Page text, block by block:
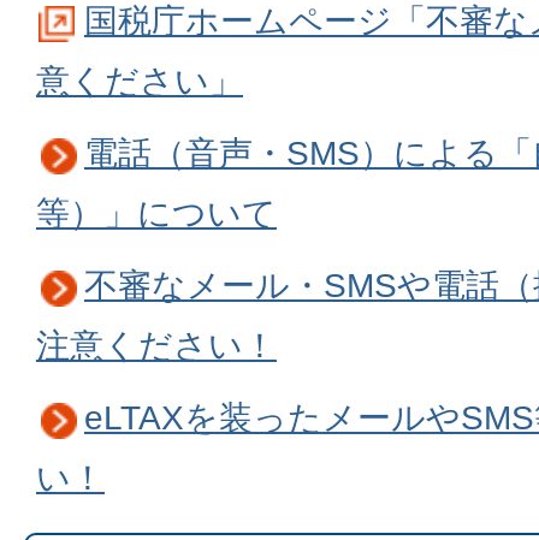
国税庁ホームページ「不審
意ください」
電話（音声・SMS）による
等）」について
不審なメール・SMSや電話
注意ください！
eLTAXを装ったメールや
い！